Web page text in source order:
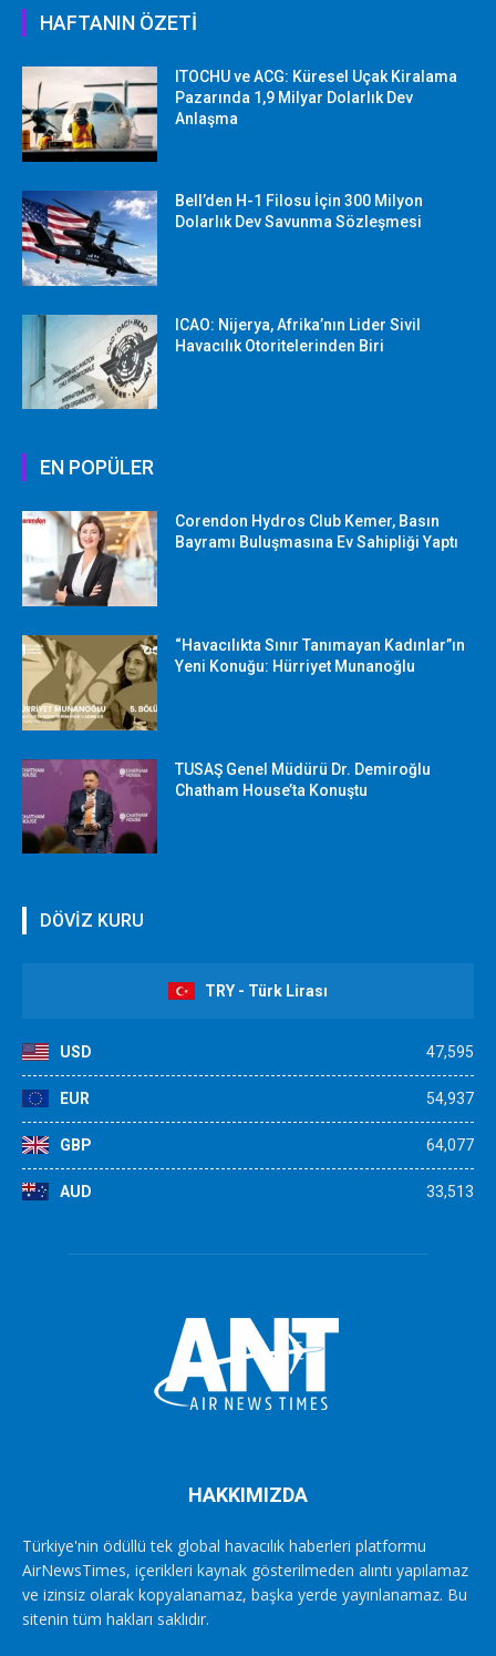
HAFTANIN ÖZETİ
ITOCHU ve ACG: Küresel Uçak Kiralama
Pazarında 1,9 Milyar Dolarlık Dev
Anlaşma
Bell’den H-1 Filosu İçin 300 Milyon
Dolarlık Dev Savunma Sözleşmesi
ICAO: Nijerya, Afrika’nın Lider Sivil
Havacılık Otoritelerinden Biri
EN POPÜLER
Corendon Hydros Club Kemer, Basın
Bayramı Buluşmasına Ev Sahipliği Yaptı
“Havacılıkta Sınır Tanımayan Kadınlar”ın
Yeni Konuğu: Hürriyet Munanoğlu
TUSAŞ Genel Müdürü Dr. Demiroğlu
Chatham House’ta Konuştu
DÖVİZ KURU
TRY - Türk Lirası
USD 47,595
EUR 54,937
GBP 64,077
AUD 33,513
HAKKIMIZDA
Türkiye'nin ödüllü tek global havacılık haberleri platformu
AirNewsTimes, içerikleri kaynak gösterilmeden alıntı yapılamaz
ve izinsiz olarak kopyalanamaz, başka yerde yayınlanamaz. Bu
sitenin tüm hakları saklıdır.